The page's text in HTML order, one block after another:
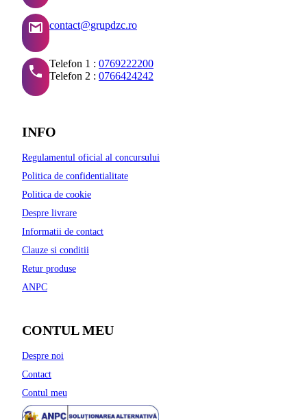
contact@grupdzc.ro
Telefon 1 : 0769222200
Telefon 2 : 0766424242
INFO
Regulamentul oficial al concursului
Politica de confidentialitate
Politica de cookie
Despre livrare
Informatii de contact
Clauze si conditii
Retur produse
ANPC
CONTUL MEU
Despre noi
Contact
Contul meu